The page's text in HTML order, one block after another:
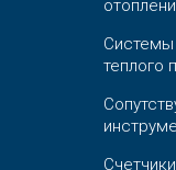
Системы
теплого
Счетчики